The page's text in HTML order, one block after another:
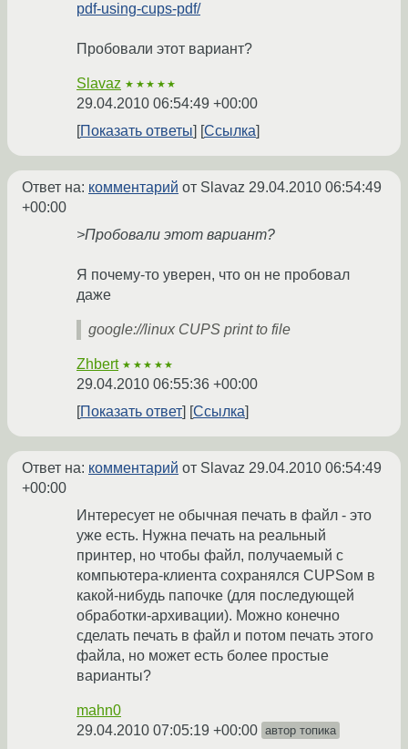
pdf-using-cups-pdf/
Пробовали этот вариант?
Slavaz ★★★★★
29.04.2010 06:54:49 +00:00
Показать ответы
Ссылка
Ответ на: комментарий от Slavaz 29.04.2010 06:54:49
+00:00
>Пробовали этот вариант?
Я почему-то уверен, что он не пробовал
даже
google://linux CUPS print to file
Zhbert ★★★★★
29.04.2010 06:55:36 +00:00
Показать ответ
Ссылка
Ответ на: комментарий от Slavaz 29.04.2010 06:54:49
+00:00
Интересует не обычная печать в файл - это
уже есть. Нужна печать на реальный
принтер, но чтобы файл, получаемый с
компьютера-клиента сохранялся CUPSом в
какой-нибудь папочке (для последующей
обработки-архивации). Можно конечно
сделать печать в файл и потом печать этого
файла, но может есть более простые
варианты?
mahn0
29.04.2010 07:05:19 +00:00 автор топика